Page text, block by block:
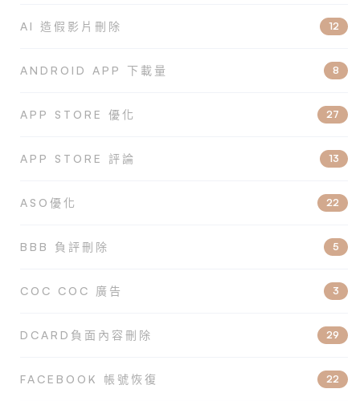
AI 造假影片刪除 12
ANDROID APP 下載量 8
APP STORE 優化 27
APP STORE 評論 13
ASO優化 22
BBB 負評刪除 5
COC COC 廣告 3
DCARD負面內容刪除 29
FACEBOOK 帳號恢復 22